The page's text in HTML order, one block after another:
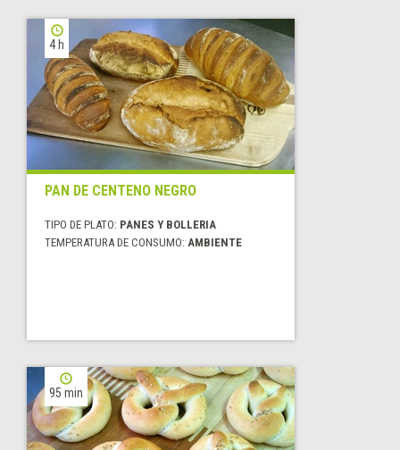
4 h
PAN DE CENTENO NEGRO
TIPO DE PLATO: PANES Y BOLLERIA
TEMPERATURA DE CONSUMO: AMBIENTE
95 min